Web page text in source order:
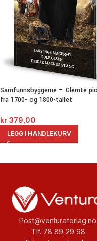
Samfunnsbyggerne – Glemte
fra 1700- og 1800-tallet
kr 379,00
LEGG I HANDLEKURV
Post@venturaforlag.no
Tlf. 78 89 29 98